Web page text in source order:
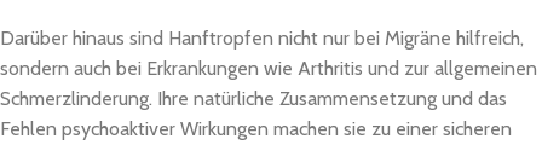
Darüber hinaus sind Hanftropfen nicht nur bei Migräne hilfreich,
sondern auch bei Erkrankungen wie Arthritis und zur allgemeinen
Schmerzlinderung. Ihre natürliche Zusammensetzung und das
Fehlen psychoaktiver Wirkungen machen sie zu einer sicheren